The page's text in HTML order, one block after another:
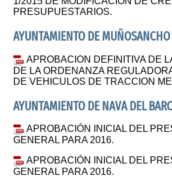
PRESUPUESTARIOS.
AYUNTAMIENTO DE MUÑOSANCHO
APROBACION DEFINITIVA DE
DE LA ORDENANZA
DE VEHICULOS DE TRACCION
AYUNTAMIENTO DE NAVA DEL
APROBACIÓN INICIAL DEL
GENERAL PARA 2016.
APROBACIÓN INICIAL DEL
GENERAL PARA 2016.